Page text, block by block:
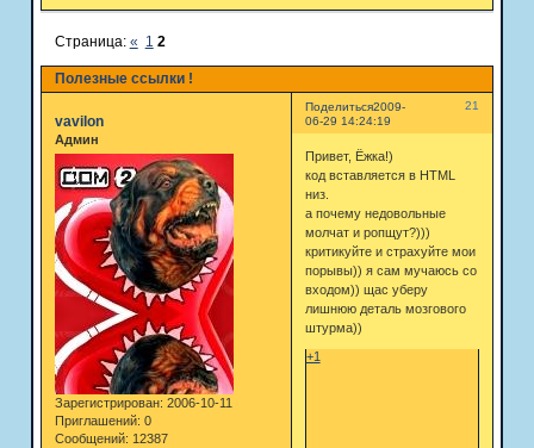
Полезные ссылки !
Страница: « 1 2
Поделиться 21
2009-
06-29 14:24:19
vavilon
Админ
Зарегистрирован: 2006-10-11
Приглашений: 0
Сообщений: 12387
Привет, Ёжка!)
код вставляется в HTML
низ.
а почему недовольные
молчат и ропщут?)))
критикуйте и страхуйте мои
порывы)) я сам мучаюсь со
входом)) щас уберу
лишнюю деталь мозгового
штурма))
+1